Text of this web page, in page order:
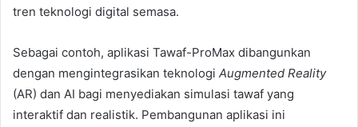
tren teknologi digital semasa.
Sebagai contoh, aplikasi Tawaf-ProMax dibangunkan
dengan mengintegrasikan teknologi Augmented Reality
(AR) dan AI bagi menyediakan simulasi tawaf yang
interaktif dan realistik. Pembangunan aplikasi ini